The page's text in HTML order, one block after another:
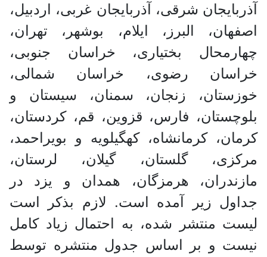
شرقی، آذربایجان غربی، اردبیل،
البرز، ایلام، بوشهر، تهران،
بختیاری، خراسان جنوبی،
رضوی، خراسان شمالی،
زنجان، سمنان، سیستان و
فارس، قزوین، قم، کردستان،
کرمانشاه، کهگیلویه و بویراحمد،
گلستان، گیلان، لرستان،
هرمزگان، همدان و یزد در
زیر آمده است. لازم بذکر است
منتشر شده، به احتمال زیاد کامل
و بر اساس جدول منتشره توسط